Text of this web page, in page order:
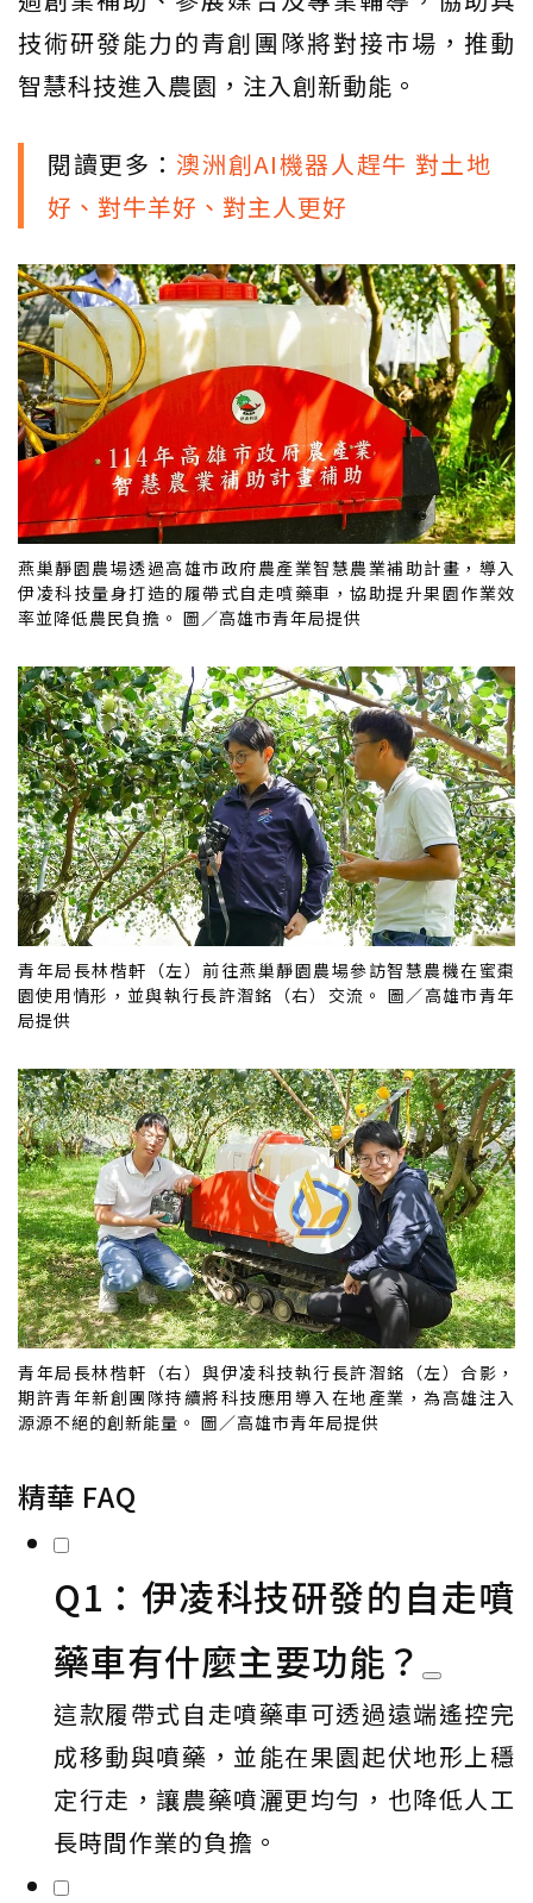
技術研發能力的青創團隊將對接市場，推動
智慧科技進入農園，注入創新動能。
閱讀更多： 澳洲創AI機器人趕牛 對土地
好、對牛羊好、對主人更好
燕巢靜園農場透過高雄市政府農產業智慧農業補助計畫，導入
伊凌科技量身打造的履帶式自走噴藥車，協助提升果園作業效
率並降低農民負擔。 圖／高雄市青年局提供
青年局長林楷軒（左）前往燕巢靜園農場參訪智慧農機在蜜棗
園使用情形，並與執行長許潪銘（右）交流。 圖／高雄市青年
局提供
青年局長林楷軒（右）與伊凌科技執行長許潪銘（左）合影，
期許青年新創團隊持續將科技應用導入在地產業，為高雄注入
源源不絕的創新能量。 圖／高雄市青年局提供
精華 FAQ
Q1：伊凌科技研發的自走噴
藥車有什麼主要功能？
這款履帶式自走噴藥車可透過遠端遙控完
成移動與噴藥，並能在果園起伏地形上穩
定行走，讓農藥噴灑更均勻，也降低人工
長時間作業的負擔。